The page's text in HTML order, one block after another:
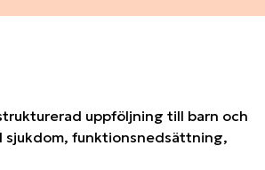
uppföljning till barn och
sjukdom, funktionsnedsättning,